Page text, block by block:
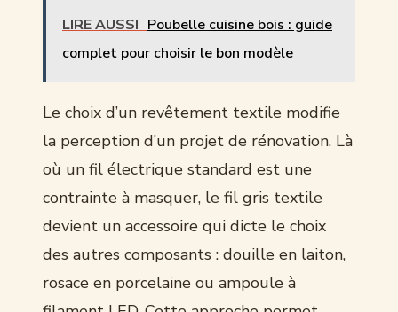
LIRE AUSSI Poubelle cuisine bois : guide
complet pour choisir le bon modèle
Le choix d’un revêtement textile modifie
la perception d’un projet de rénovation. Là
où un fil électrique standard est une
contrainte à masquer, le fil gris textile
devient un accessoire qui dicte le choix
des autres composants : douille en laiton,
rosace en porcelaine ou ampoule à